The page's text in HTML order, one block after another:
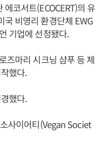
코서트(ECOCERT)의 유
국 비영리 환경단체 EWG
기업에 선정됐다.
즈마리 시크닝 샴푸 등 제
했다.
했다.
사이어티(Vegan Societ